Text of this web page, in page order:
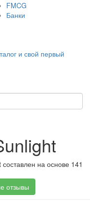
FMCG
Банки
и свой первый
на основе 141
отзывы